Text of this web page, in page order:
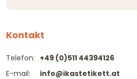
Kontakt
Telefon:
E-mail:
+49 (0)511 44394126
info@ikastetikett.at